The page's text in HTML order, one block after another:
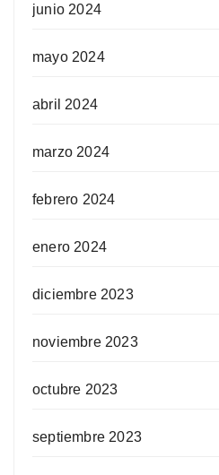
junio 2024
mayo 2024
abril 2024
marzo 2024
febrero 2024
enero 2024
diciembre 2023
noviembre 2023
octubre 2023
septiembre 2023